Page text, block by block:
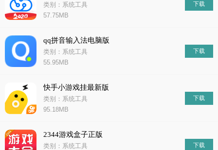
类别：系统工具
57.75MB
下载
qq拼音输入法电脑版
类别：系统工具
55.95MB
下载
快手小游戏挂最新版
类别：系统工具
95.18MB
下载
2344游戏盒子正版
类别：系统工具
下载